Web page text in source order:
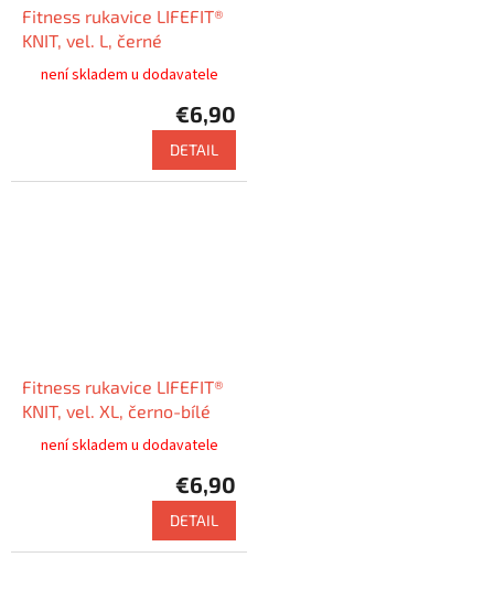
Fitness rukavice LIFEFIT®
KNIT, vel. L, černé
není skladem u dodavatele
€6,90
DETAIL
Fitness rukavice LIFEFIT®
KNIT, vel. XL, černo-bílé
není skladem u dodavatele
€6,90
DETAIL